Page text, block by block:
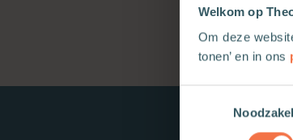
Welkom op
Om deze
tonen’ en in ons